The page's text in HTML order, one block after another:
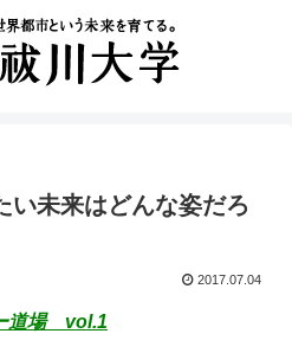
い未来はどんな姿だろ
2017.07.04
道場 vol.1